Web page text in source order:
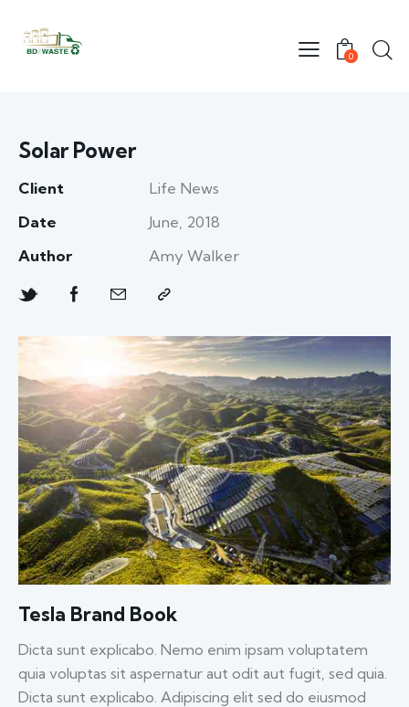
0
Solar Power
Client
Life News
Date
June, 2018
Author
Amy Walker
Tesla Brand Book
Dicta sunt explicabo. Nemo enim ipsam voluptatem
quia voluptas sit aspernatur aut odit aut fugit, sed quia.
Dicta sunt explicabo. Adipiscing elit sed do eiusmod